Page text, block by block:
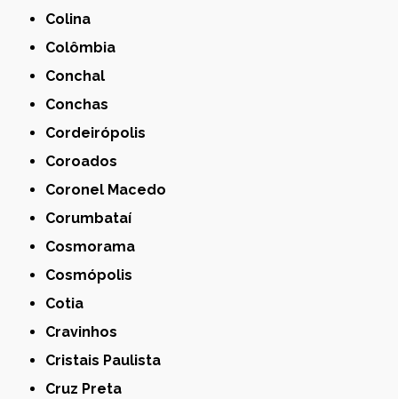
Colina
Colômbia
Conchal
Conchas
Cordeirópolis
Coroados
Coronel Macedo
Corumbataí
Cosmorama
Cosmópolis
Cotia
Cravinhos
Cristais Paulista
Cruz Preta